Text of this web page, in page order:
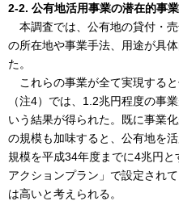
2-2. 公有地活用事業の潜在的事
本調査では、公有地の貸付・
の所在地や事業手法、用途が具
た。
これらの事業が全て実現する
（注4）では、1.2兆円程度の事
いう結果が得られた。既に事業
の規模も加味すると、公有地を
規模を平成34年度までに4兆円
アクションプラン」で設定され
は高いと考えられる。